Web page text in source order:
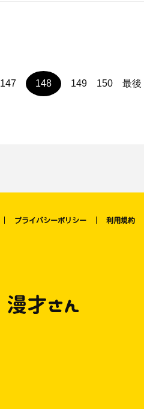
147 148 149 150 最後
プライバシーポリシー 利用規約